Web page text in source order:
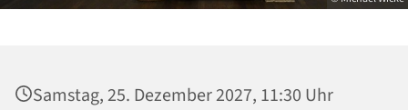
Samstag, 25. Dezember 2027, 11:30 Uhr